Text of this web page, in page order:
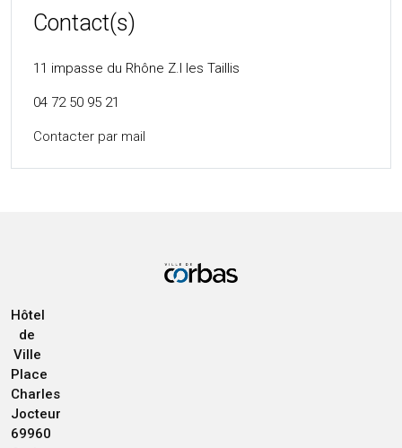
Contact(s)
11 impasse du Rhône Z.I les Taillis
04 72 50 95 21
Contacter par mail
Hôtel
de
Ville
Place
Charles
Jocteur
69960